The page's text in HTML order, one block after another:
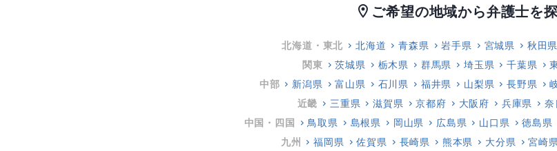
location_on ご希望の地域から弁護士を
北海道・東北 北海道 青森県 岩手県 宮城県 秋田県
関東
茨城県 栃木県 群馬県 埼玉県 千葉県
中部
新潟県 富山県 石川県 福井県 山梨県 長野県
近畿
三重県 滋賀県 京都府 大阪府 兵庫県 奈
中国・四国
鳥取県 島根県 岡山県 広島県 山口県 徳島県
九州
福岡県 佐賀県 長崎県 熊本県 大分県 宮崎